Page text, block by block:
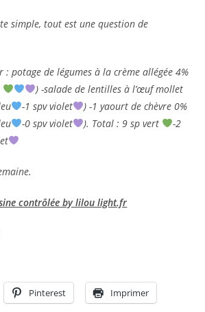
simple, tout est une question de
: potage de légumes à la crème allégée 4%
) -salade de lentilles à l’œuf mollet
-1 spv violet
) -1 yaourt de chèvre 0%
-0 spv violet ). Total : 9 sp vert
-2
contrôlée by lilou light.fr
Pinterest Imprimer